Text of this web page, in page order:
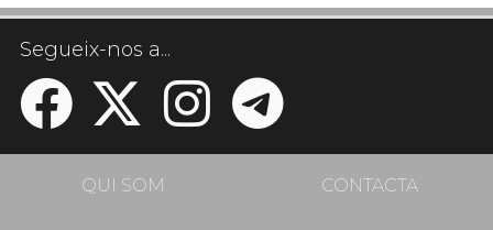
Segueix-nos a...
QUI SOM CONTACTA